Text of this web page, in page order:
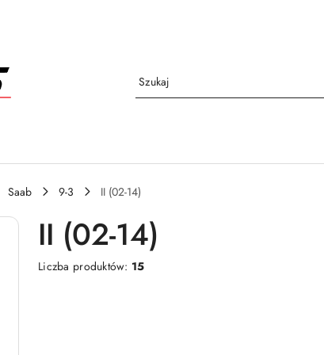
Saab 9-3 II (02-14)
II (02-14)
Liczba produktów: 15